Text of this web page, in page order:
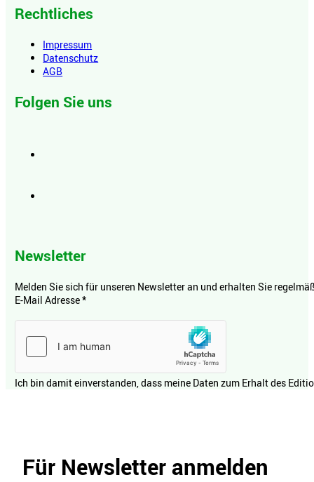
Rechtliches
Impressum
Datenschutz
AGB
Folgen Sie uns
Newsletter
Melden Sie sich für unseren Newsletter an und erhalten Sie
E-Mail Adresse*
Ich bin damit einverstanden, dass meine Daten zum Erhalt des
Für Newsletter anmelden